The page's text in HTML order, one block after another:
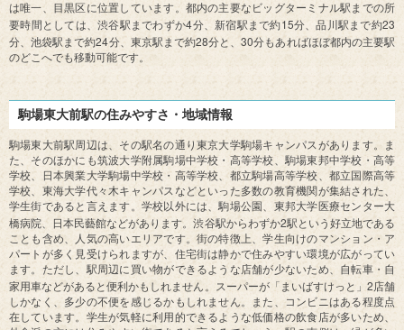
は唯一、目黒区に位置しています。都内の主要なビッグターミナル駅までの所
要時間としては、渋谷駅までわずか4分、新宿駅まで約15分、品川駅まで約23
分、池袋駅まで約24分、東京駅まで約28分と、30分もあればほぼ都内の主要駅
のどこへでも移動可能です。
駒場東大前駅の住みやすさ・地域情報
駒場東大前駅周辺は、その駅名の通り東京大学駒場キャンパスがあります。ま
た、そのほかにも筑波大学附属駒場中学校・高等学校、駒場東邦中学校・高等
学校、日本興業大学駒場中学校・高等学校、都立駒場高等学校、都立国際高等
学校、東海大学代々木キャンパスなどといった多数の教育機関が集結された、
学生街であると言えます。学校以外には、駒場公園、東邦大学医療センター大
橋病院、日本民藝館などがあります。渋谷駅からわずか2駅という好立地である
ことも含め、人気の高いエリアです。街の特徴上、学生向けのマンション・ア
パートが多く見受けられますが、住宅街は静かで住みやすい環境が広がってい
ます。ただし、駅周辺に買い物ができるような店舗が少ないため、自転車・自
家用車などがあると便利かもしれません。スーパーが「まいばすけっと」 2 店舗
しかなく、多少の不便を感じるかもしれません。また、コンビニはある程度点
在しています。学生が気軽に利用的できるような低価格の飲食店が多いため、